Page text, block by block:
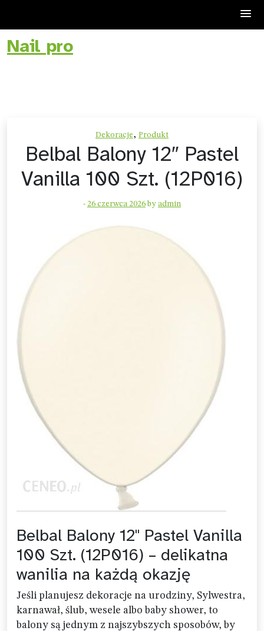
Skip
toNail pro
Dekoracje, Produkt
Belbal Balony 12″ Pastel
Vanilla 100 Szt. (12P016)
- 26 czerwca 2026 by admin
Belbal Balony 12" Pastel Vanilla
100 Szt. (12P016) – delikatna
wanilia na każdą okazję
Jeśli planujesz dekoracje na urodziny, Sylwestra,
karnawał, ślub, wesele albo baby shower, to
balony są jednym z najszybszych sposobów, by